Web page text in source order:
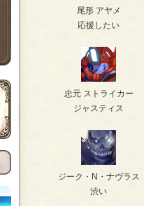
尾形 アヤメ
応援したい
忠元 ストライカー
ジャスティス
ジーク・N・ナヴラス
渋い